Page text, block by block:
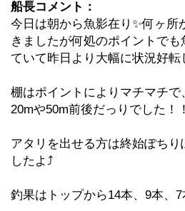
船長コメント：
今日は朝から魚影在り✨何ヶ所
きましたが何処のポイントで
ていて昨日より大幅に状況好
棚はポイントによりマチマチで
20mや50m前後だっりでした！！
アタリを出せる方は終始ぽちり
したよ⤴︎
釣果はトップから14本、9本、7